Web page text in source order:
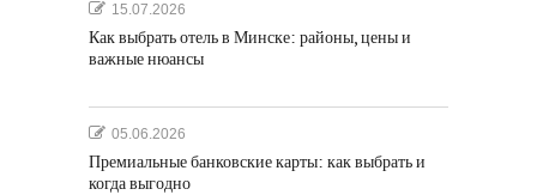
15.07.2026
Как выбрать отель в Минске: районы, цены и
важные нюансы
05.06.2026
Премиальные банковские карты: как выбрать и
когда выгодно